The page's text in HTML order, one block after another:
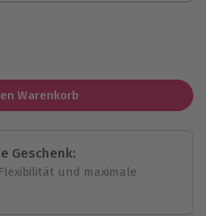
Warenkorb
Geschenk:
und maximale